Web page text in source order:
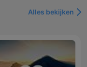
Alles bekijken